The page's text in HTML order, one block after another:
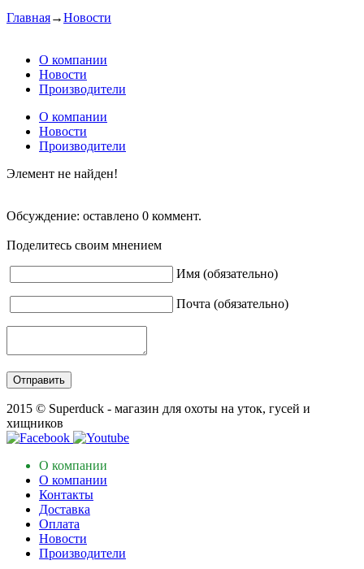
Главная→Новости
О компании
Новости
Производители
О компании
Новости
Производители
Элемент не найден!
Обсуждение: оставлено 0 коммент.
Поделитесь своим мнением
Имя (обязательно)
Почта (обязательно)
2015 © Superduck - магазин для охоты на уток, гусей и
хищников
О компании
О компании
Контакты
Доставка
Оплата
Новости
Производители